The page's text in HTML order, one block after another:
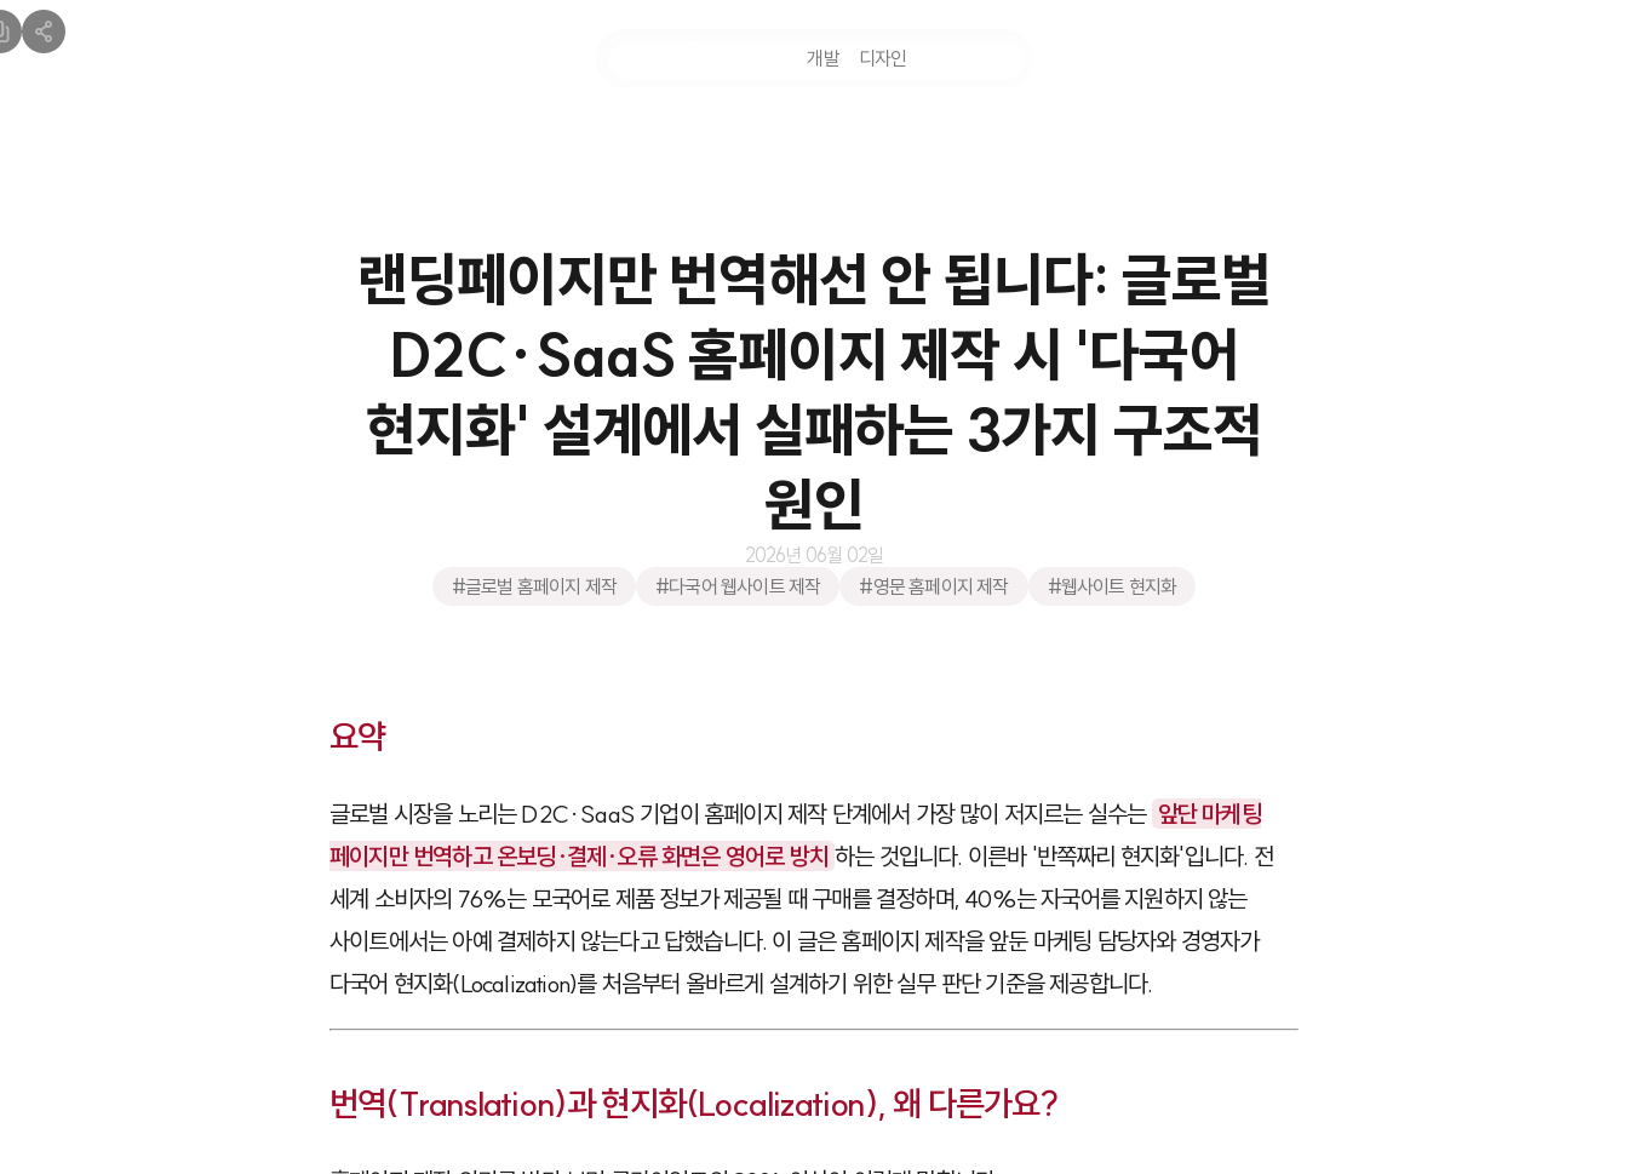
개발 디자인
랜딩페이지만 번역해선 안 됩니다: 글로벌
D2C·SaaS 홈페이지 제작 시 '다국어
현지화' 설계에서 실패하는 3가지 구조적
원인
2026년 06월 02일
#글로벌 홈페이지 제작
#다국어 웹사이트 제작 #영문 홈페이지 제작 #웹사이트 현지화
요약
글로벌 시장을 노리는 D2C·SaaS 기업이 홈페이지 제작 단계에서 가장 많이 저지르는 실수는 앞단 마케팅
페이지만 번역하고 온보딩·결제·오류 화면은 영어로 방치 하는 것입니다. 이른바 '반쪽짜리 현지화'입니다. 전
세계 소비자의 76%는 모국어로 제품 정보가 제공될 때 구매를 결정하며, 40%는 자국어를 지원하지 않는
사이트에서는 아예 결제하지 않는다고 답했습니다. 이 글은 홈페이지 제작을 앞둔 마케팅 담당자와 경영자가
다국어 현지화(Localization)를 처음부터 올바르게 설계하기 위한 실무 판단 기준을 제공합니다.
번역(Translation)과 현지화(Localization), 왜 다른가요?